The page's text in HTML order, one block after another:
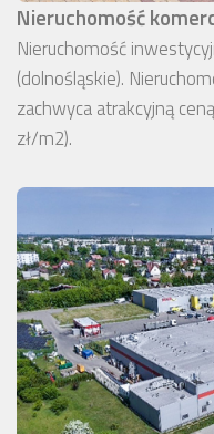
Nieruchomość
Nieruchomość
(dolnośląskie).
zachwyca atrakcyjną
zł/m2).